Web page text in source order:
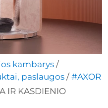
kambarys /
paslaugos / #AXOR
IR KASDIENIO